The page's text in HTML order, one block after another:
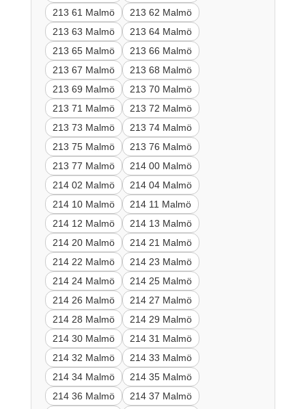
213 61 Malmö
213 62 Malmö
213 63 Malmö
213 64 Malmö
213 65 Malmö
213 66 Malmö
213 67 Malmö
213 68 Malmö
213 69 Malmö
213 70 Malmö
213 71 Malmö
213 72 Malmö
213 73 Malmö
213 74 Malmö
213 75 Malmö
213 76 Malmö
213 77 Malmö
214 00 Malmö
214 02 Malmö
214 04 Malmö
214 10 Malmö
214 11 Malmö
214 12 Malmö
214 13 Malmö
214 20 Malmö
214 21 Malmö
214 22 Malmö
214 23 Malmö
214 24 Malmö
214 25 Malmö
214 26 Malmö
214 27 Malmö
214 28 Malmö
214 29 Malmö
214 30 Malmö
214 31 Malmö
214 32 Malmö
214 33 Malmö
214 34 Malmö
214 35 Malmö
214 36 Malmö
214 37 Malmö